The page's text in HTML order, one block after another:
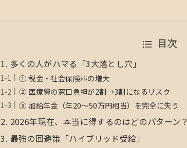
目次
1. 多くの人がハマる「3大落とし穴」
① 税金・社会保険料の増大
② 医療費の窓口負担が2割→3割になるリスク
③ 加給年金（年20〜50万円相当）を完全に失う
2. 2026年現在、本当に得するのはどのパターン？
3. 最強の回避策「ハイブリッド受給」